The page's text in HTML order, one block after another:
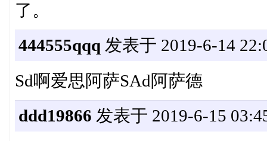
了。
444555qqq 发表于 2019-6-14
Sd啊爱思阿萨SAd阿萨德
ddd19866 发表于 2019-6-15